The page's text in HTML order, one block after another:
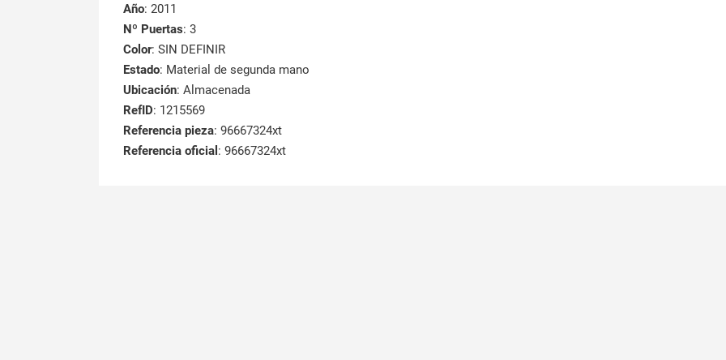
Año: 2011
Nº Puertas: 3
Color: SIN DEFINIR
Estado: Material de segunda mano
Ubicación: Almacenada
RefID: 1215569
Referencia pieza: 96667324xt
Referencia oficial : 96667324xt